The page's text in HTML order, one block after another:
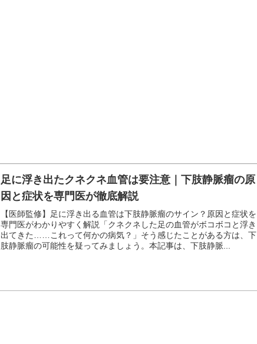
足に浮き出たクネクネ血管は要注意｜下肢静脈瘤の原
因と症状を専門医が徹底解説
【医師監修】足に浮き出る血管は下肢静脈瘤のサイン？原因と症状を
専門医がわかりやすく解説「クネクネした足の血管がボコボコと浮き
出てきた……これって何かの病気？」そう感じたことがある方は、下
肢静脈瘤の可能性を疑ってみましょう。本記事は、下肢静脈...